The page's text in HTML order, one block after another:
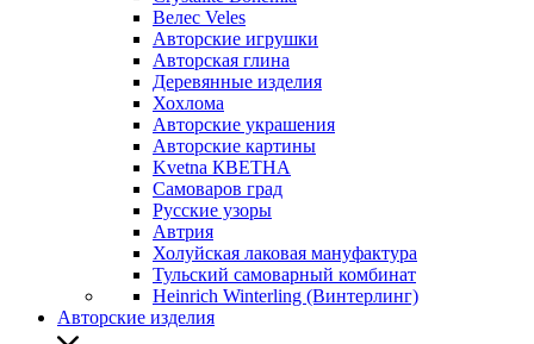
Велес Veles
Авторские игрушки
Авторская глина
Деревянные изделия
Хохлома
Авторские украшения
Авторские картины
Kvetna КВЕТНА
Самоваров град
Русские узоры
Автрия
Холуйская лаковая мануфактура
Тульский самоварный комбинат
Heinrich Winterling (Винтерлинг)
Авторские изделия